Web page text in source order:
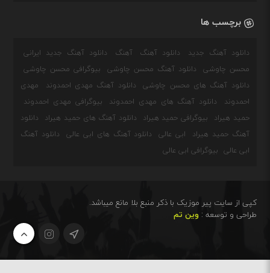
برچسب ها
دانلود آهنگ جدید دانلود آهنگ آهنگ
دانلود آهنگ جدید ایرانی
محسن چاوشی
دانلود آهنگ محسن چاوشی
بیوگرافی محسن چاوشی
دانلود آهنگ های محسن چاوشی
دانلود آهنگ مهدی احمدوند
مهدی
احمدوند
دانلود آهنگ های مهدی احمدوند
بیوگرافی مهدی احمدوند
حمید هیراد
بیوگرافی حمید هیراد دانلود آهنگ های حمید هیراد
دانلود
آهنگ حمید هیراد
ابی عالی دانلود آهنگ های ابی عالی
دانلود آهنگ
ابی عالی
بیوگرافی ابی عالی
کپی از سایت پیر موزیک با ذکر منبع بلا مانع میباشد.
طراحی و توسعه :وین تم